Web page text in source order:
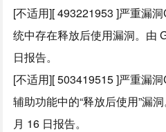
[不适用][ 493221953 ]严重漏
统中存在释放后使用漏洞。由
日报告。
[不适用][ 503419515 ]严重漏
辅助功能中的“释放后使用”漏
月 16 日报告。